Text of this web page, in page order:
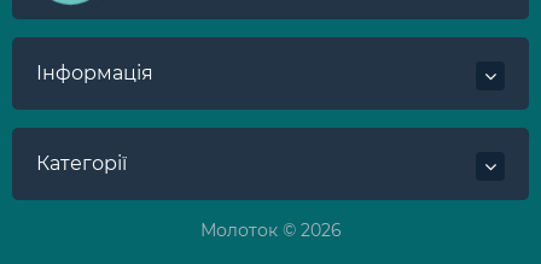
Інформація
Категорії
Молоток © 2026